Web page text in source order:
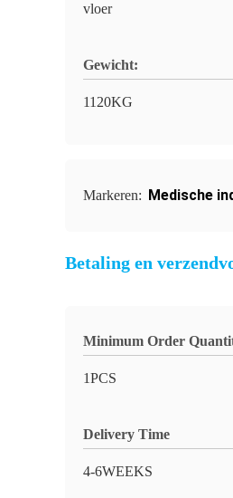
vloer
Gewicht:
1120KG
Markeren: Medische
Betaling en
Minimum Order
1PCS
Delivery Time
4-6WEEKS